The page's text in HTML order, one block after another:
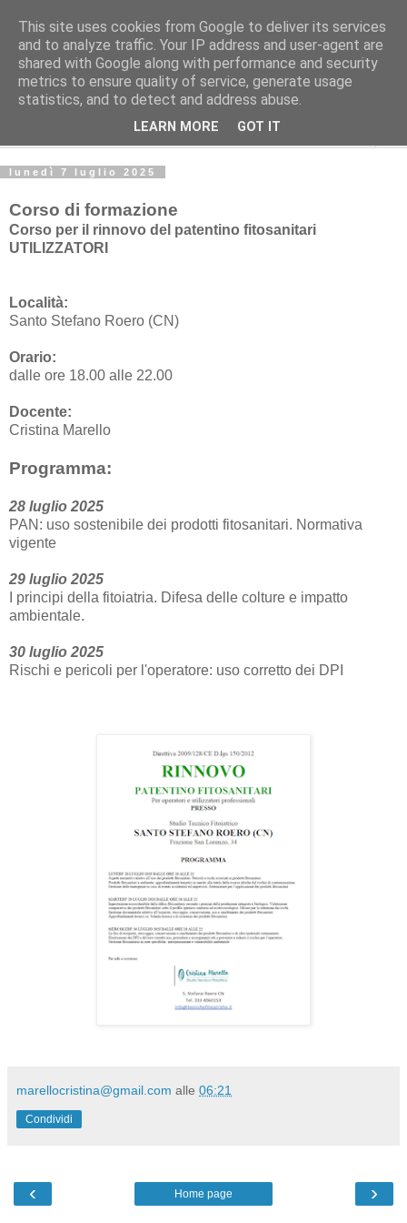
Studio Tecnico Fitoiatrico
Consulenza in agricoltura ecosostenibile
lunedì 7 luglio 2025
Corso di formazione
Corso per il rinnovo del patentino fitosanitari
UTILIZZATORI
Località:
Santo Stefano Roero (CN)
Orario:
dalle ore 18.00 alle 22.00
Docente:
Cristina Marello
Programma:
28 luglio 2025
PAN: uso sostenibile dei prodotti fitosanitari. Normativa
vigente
29 luglio 2025
I principi della fitoiatria. Difesa delle colture e impatto
ambientale.
30 luglio 2025
Rischi e pericoli per l'operatore: uso corretto dei DPI
marellocristina@gmail.com alle 06:21
Condividi
‹ ›
Home page
This site uses cookies from Google to deliver its services
and to analyze traffic. Your IP address and user-agent are
shared with Google along with performance and security
metrics to ensure quality of service, generate usage
statistics, and to detect and address abuse.
LEARN MORE GOT IT